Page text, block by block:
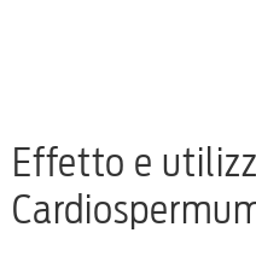
Effetto e